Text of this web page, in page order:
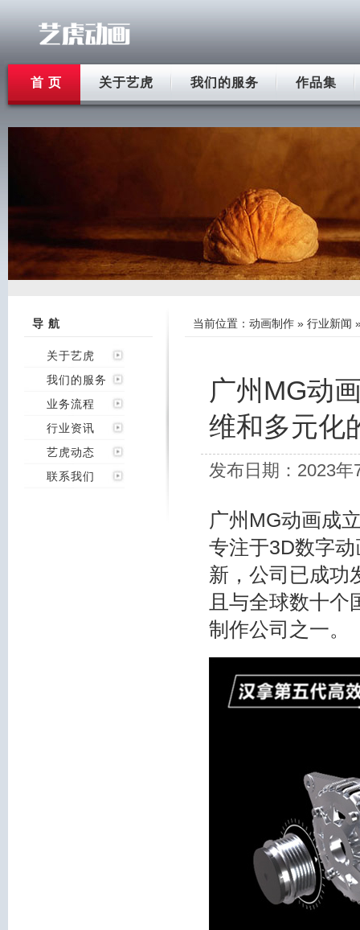
首 页 关于艺虎 我们的服务 作品集
导 航
关于艺虎
我们的服务
业务流程
行业资讯
艺虎动态
联系我们
当前位置： 动画制作 » 行业新闻
广州MG动
维和多元化
发布日期：2023
广州MG动画成
专注于3D数字
新，公司已成功
且与全球数十
制作公司之一。